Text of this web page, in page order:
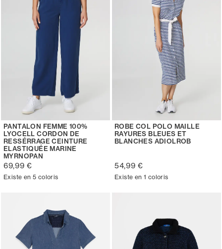
PANTALON FEMME 100%
LYOCELL CORDON DE
RESSÉRRAGE CEINTURE
ELASTIQUÉE MARINE
MYRNOPAN
69,99 €
Existe en 5 coloris
ROBE COL POLO MAILLE
RAYURES BLEUES ET
BLANCHES ADIOLROB
54,99 €
Existe en 1 coloris